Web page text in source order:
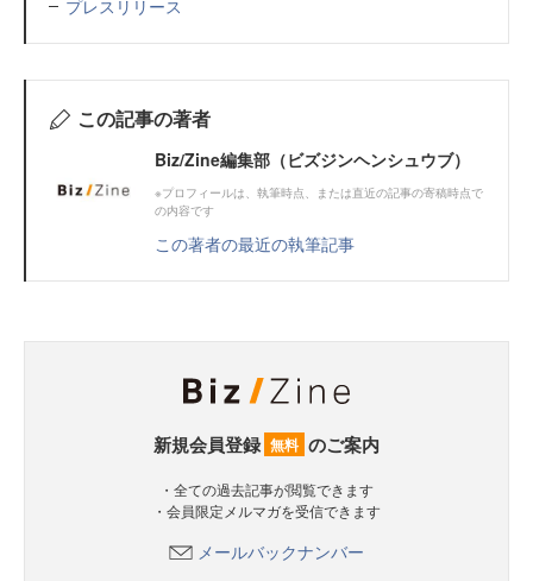
プレスリリース
この記事の著者
Biz/Zine編集部（ビズジンヘンシュウブ）
※プロフィールは、執筆時点、または直近の記事の寄稿時点で
の内容です
この著者の最近の執筆記事
新規会員登録 無料 のご案内
・全ての過去記事が閲覧できます
・会員限定メルマガを受信できます
メールバックナンバー